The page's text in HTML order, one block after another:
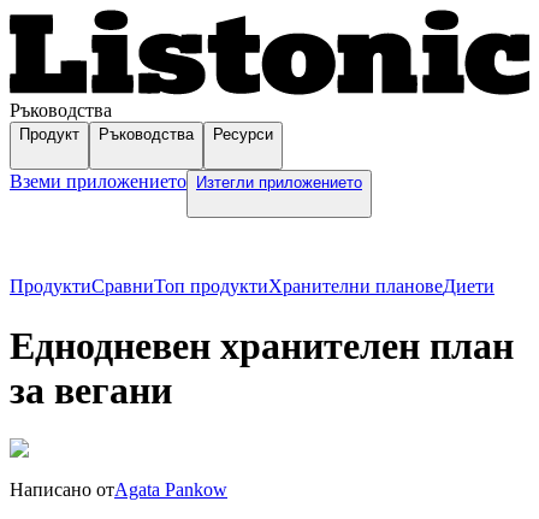
Ръководства
Продукт Ръководства Ресурси
Вземи приложението Изтегли приложението
ПродуктиСравниТоп продуктиХранителни плановеДиети
Еднодневен хранителен план
за вегани
Написано отAgata Pankow